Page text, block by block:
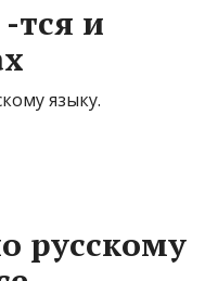
тся и
языку.
русскому